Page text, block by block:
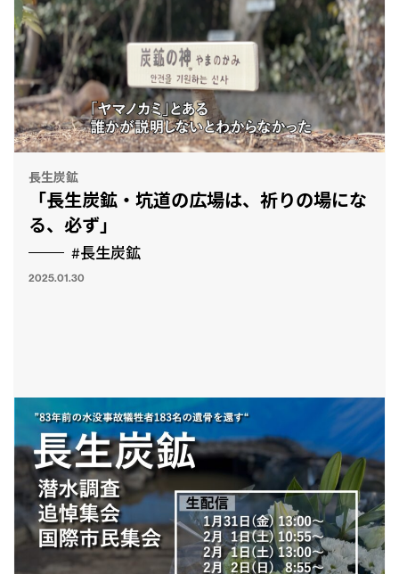
長生炭鉱
「長生炭鉱・坑道の広場は、祈りの場にな
る、必ず」
#長生炭鉱
2025.01.30